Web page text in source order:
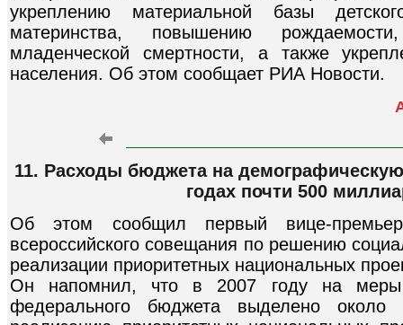
укреплению материальной базы
материнства, повышению
младенческой смертности, а также
населения. Об этом сообщает РИА Новости.
11. Расходы бюджета на демографическую
годах почти 500
Об этом сообщил первый вице-
всероссийского совещания по решению
реализации приоритетных национальных
Он напомнил, что в 2007 году на меры
федерального бюджета выделено